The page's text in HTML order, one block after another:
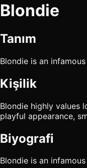
Blondie
Tanım
Blondie is an
Kişilik
Blondie highly values
playful appearance,
Biyografi
Blondie is an